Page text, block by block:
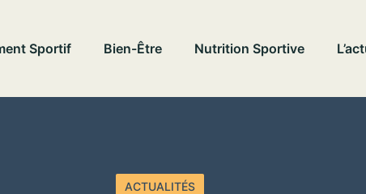
Sportif Bien-Être Nutrition Sportive
ACTUALITÉS